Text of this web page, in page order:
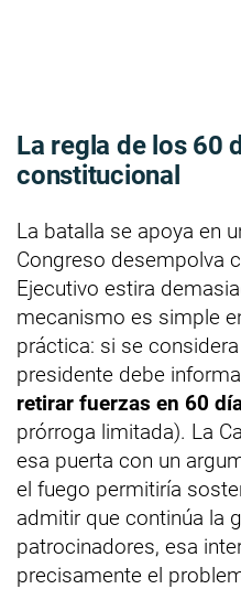
La regla de los 60
constitucional
La batalla se apoya en
Congreso desempolva
Ejecutivo estira
mecanismo es simple
práctica: si se
presidente debe
retirar fuerzas en 60
prórroga limitada). La
esa puerta con un
el fuego permitiría
admitir que continúa la
patrocinadores, esa
precisamente el